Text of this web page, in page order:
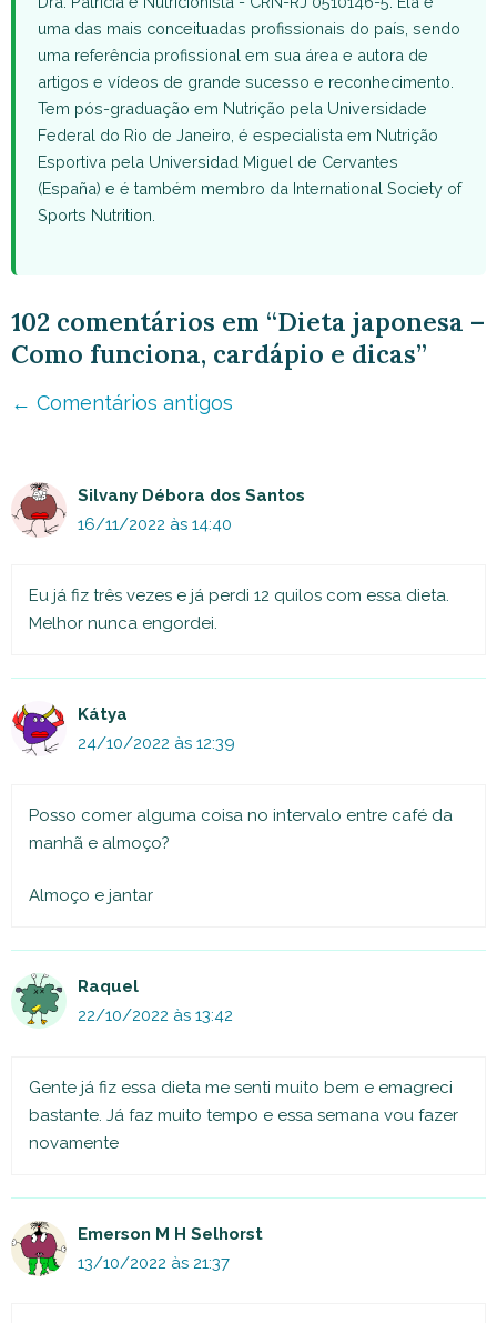
uma das mais conceituadas profissionais do país, sendo
uma referência profissional em sua área e autora de
artigos e vídeos de grande sucesso e reconhecimento.
Tem pós-graduação em Nutrição pela Universidade
Federal do Rio de Janeiro, é especialista em Nutrição
Esportiva pela Universidad Miguel de Cervantes
(España) e é também membro da International Society of
Sports Nutrition.
102 comentários em “Dieta japonesa –
Como funciona, cardápio e dicas”
Navegação
comentário
← Comentários antigos
Silvany Débora dos Santos
16/11/2022 às 14:40
Eu já fiz três vezes e já perdi 12 quilos com essa dieta.
Melhor nunca engordei.
Kátya
24/10/2022 às 12:39
Posso comer alguma coisa no intervalo entre café da
manhã e almoço?
Almoço e jantar
Raquel
22/10/2022 às 13:42
Gente já fiz essa dieta me senti muito bem e emagreci
bastante. Já faz muito tempo e essa semana vou fazer
novamente
Emerson M H Selhorst
13/10/2022 às 21:37